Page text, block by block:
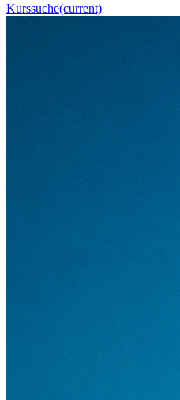
Kurssuche(current)